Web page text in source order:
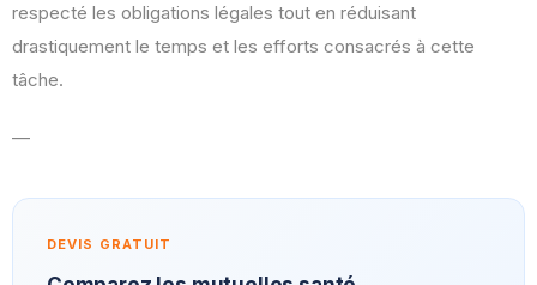
respecté les obligations légales tout en réduisant
drastiquement le temps et les efforts consacrés à cette
tâche.
—
DEVIS GRATUIT